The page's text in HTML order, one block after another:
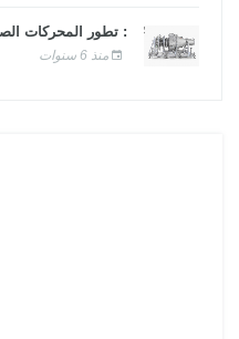
: تطور المحركات
منذ 6 سنوات